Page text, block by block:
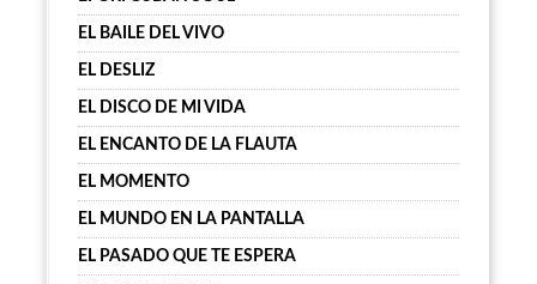
EL BAILE DEL VIVO
EL DESLIZ
EL DISCO DE MI VIDA
EL ENCANTO DE LA FLAUTA
EL MOMENTO
EL MUNDO EN LA PANTALLA
EL PASADO QUE TE ESPERA